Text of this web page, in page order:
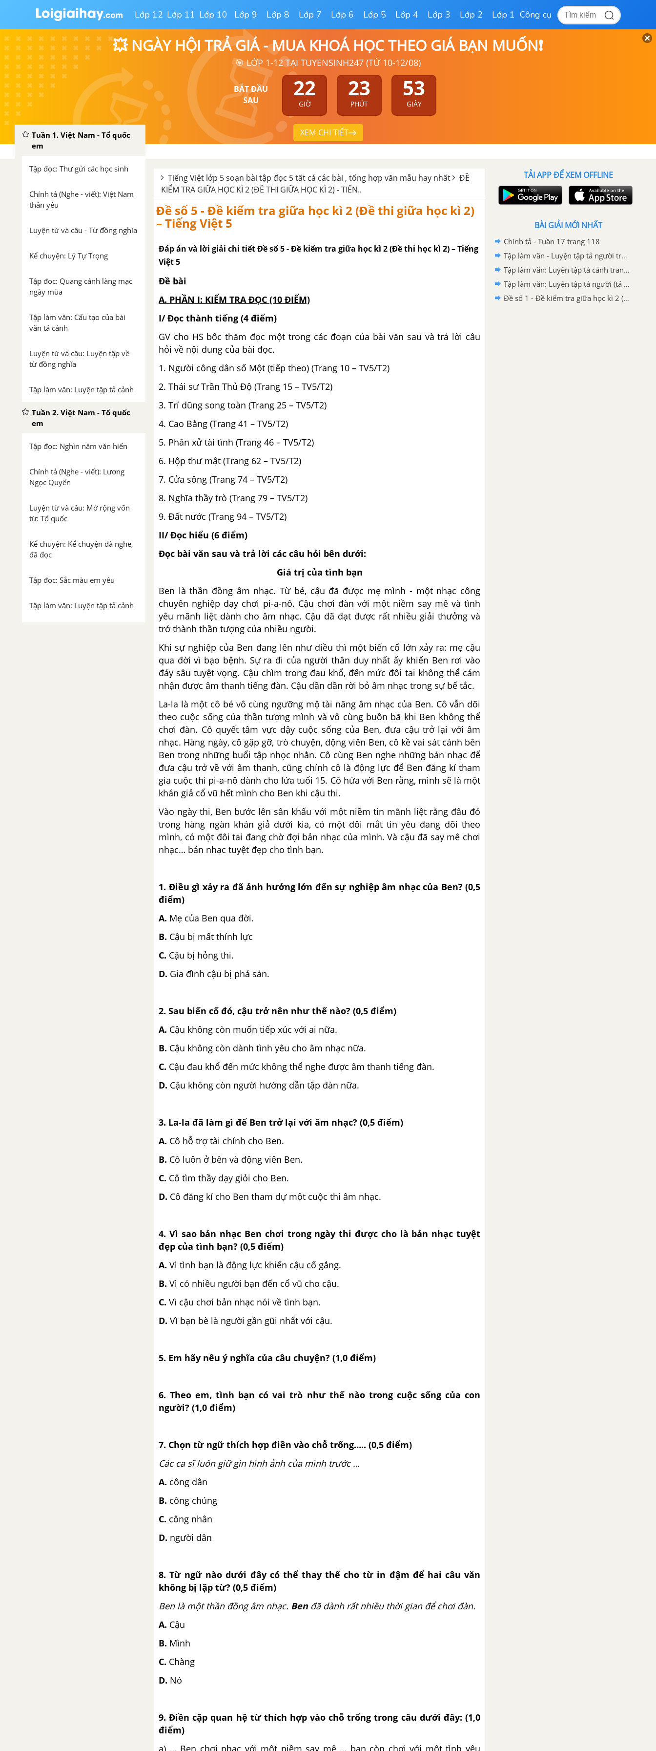
Lớp 12 Lớp 11 Lớp 10 Lớp 9 Lớp 8 Lớp 7 Lớp 6 Lớp 5 Lớp 4 Lớp 3 Lớp 2 Lớp 1 Công cụ
💥 NGÀY HỘI TRẢ GIÁ - MUA KHOÁ HỌC THEO GIÁ BẠN MUỐN❗
🎯 LỚP 1-12 TẠI TUYENSINH247 (TỪ 10-12/08)
BẮT ĐẦU
SAU
22
GIỜ
23
PHÚT
52
GIÂY
XEM CHI TIẾT
Tuần 1. Việt Nam - Tổ quốc
em
Tập đọc: Thư gửi các học sinh
Chính tả (Nghe - viết): Việt Nam
thân yêu
Luyện từ và câu - Từ đồng nghĩa
Kể chuyện: Lý Tự Trọng
Tập đọc: Quang cảnh làng mạc
ngày mùa
Tập làm văn: Cấu tạo của bài
văn tả cảnh
Luyện từ và câu: Luyện tập về
từ đồng nghĩa
Tập làm văn: Luyện tập tả cảnh
Tuần 2. Việt Nam - Tổ quốc
em
Tập đọc: Nghìn năm văn hiến
Chính tả (Nghe - viết): Lương
Ngọc Quyến
Luyện từ và câu: Mở rộng vốn
từ: Tổ quốc
Kể chuyện: Kể chuyện đã nghe,
đã đọc
Tập đọc: Sắc màu em yêu
Tập làm văn: Luyện tập tả cảnh
Tiếng Việt lớp 5 soạn bài tập đọc 5 tất cả các bài , tổng hợp văn mẫu hay nhất
ĐỀ
KIỂM TRA GIỮA HỌC KÌ 2 (ĐỀ THI GIỮA HỌC KÌ 2) - TIẾN..
Đề số 5 - Đề kiểm tra giữa học kì 2 (Đề thi giữa học kì 2)
– Tiếng Việt 5
Đáp án và lời giải chi tiết Đề số 5 - Đề kiểm tra giữa học kì 2 (Đề thi học kì 2) – Tiếng
Việt 5
Đề bài
A. PHẦN I: KIỂM TRA ĐỌC (10 ĐIỂM)
I/ Đọc thành tiếng (4 điểm)
GV cho HS bốc thăm đọc một trong các đoạn của bài văn sau và trả lời câu
hỏi về nội dung của bài đọc.
1. Người công dân số Một (tiếp theo) (Trang 10 – TV5/T2)
2. Thái sư Trần Thủ Độ (Trang 15 – TV5/T2)
3. Trí dũng song toàn (Trang 25 – TV5/T2)
4. Cao Bằng (Trang 41 – TV5/T2)
5. Phân xử tài tình (Trang 46 – TV5/T2)
6. Hộp thư mật (Trang 62 – TV5/T2)
7. Cửa sông (Trang 74 – TV5/T2)
8. Nghĩa thầy trò (Trang 79 – TV5/T2)
9. Đất nước (Trang 94 – TV5/T2)
II/ Đọc hiểu (6 điểm)
Đọc bài văn sau và trả lời các câu hỏi bên dưới:
Giá trị của tình bạn
Ben là thần đồng âm nhạc. Từ bé, cậu đã được mẹ mình - một nhạc công
chuyên nghiệp dạy chơi pi-a-nô. Cậu chơi đàn với một niềm say mê và tình
yêu mãnh liệt dành cho âm nhạc. Cậu đã đạt được rất nhiều giải thưởng và
trở thành thần tượng của nhiều người.
Khi sự nghiệp của Ben đang lên như diều thì một biến cố lớn xảy ra: mẹ cậu
qua đời vì bạo bệnh. Sự ra đi của người thân duy nhất ấy khiến Ben rơi vào
đáy sâu tuyệt vọng. Cậu chìm trong đau khổ, đến mức đôi tai không thể cảm
nhận được âm thanh tiếng đàn. Cậu dần dần rời bỏ âm nhạc trong sự bế tắc.
La-la là một cô bé vô cùng ngưỡng mộ tài năng âm nhạc của Ben. Cô vẫn dõi
theo cuộc sống của thần tượng mình và vô cùng buồn bã khi Ben không thể
chơi đàn. Cô quyết tâm vực dậy cuộc sống của Ben, đưa cậu trở lại với âm
nhạc. Hàng ngày, cô gặp gỡ, trò chuyện, động viên Ben, cô kề vai sát cánh bên
Ben trong những buổi tập nhọc nhằn. Cô cùng Ben nghe những bản nhạc để
đưa cậu trở về với âm thanh, cũng chính cô là động lực để Ben đăng kí tham
gia cuộc thi pi-a-nô dành cho lứa tuổi 15. Cô hứa với Ben rằng, mình sẽ là một
khán giả cổ vũ hết mình cho Ben khi cậu thi.
Vào ngày thi, Ben bước lên sân khấu với một niềm tin mãnh liệt rằng đâu đó
trong hàng ngàn khán giả dưới kia, có một đôi mắt tin yêu đang dõi theo
mình, có một đôi tai đang chờ đợi bản nhạc của mình. Và cậu đã say mê chơi
nhạc… bản nhạc tuyệt đẹp cho tình bạn.
1. Điều gì xảy ra đã ảnh hưởng lớn đến sự nghiệp âm nhạc của Ben? (0,5
điểm)
A. Mẹ của Ben qua đời.
B. Cậu bị mất thính lực
C. Cậu bị hỏng thi.
D. Gia đình cậu bị phá sản.
2. Sau biến cố đó, cậu trở nên như thế nào? (0,5 điểm)
A. Cậu không còn muốn tiếp xúc với ai nữa.
B. Cậu không còn dành tình yêu cho âm nhạc nữa.
C. Cậu đau khổ đến mức không thể nghe được âm thanh tiếng đàn.
D. Cậu không còn người hướng dẫn tập đàn nữa.
3. La-la đã làm gì để Ben trở lại với âm nhạc? (0,5 điểm)
A. Cô hỗ trợ tài chính cho Ben.
B. Cô luôn ở bên và động viên Ben.
C. Cô tìm thầy dạy giỏi cho Ben.
D. Cô đăng kí cho Ben tham dự một cuộc thi âm nhạc.
4. Vì sao bản nhạc Ben chơi trong ngày thi được cho là bản nhạc tuyệt
đẹp của tình bạn? (0,5 điểm)
A. Vì tình bạn là động lực khiến cậu cố gắng.
B. Vì có nhiều người bạn đến cổ vũ cho cậu.
C. Vì cậu chơi bản nhạc nói về tình bạn.
D. Vì bạn bè là người gần gũi nhất với cậu.
5. Em hãy nêu ý nghĩa của câu chuyện? (1,0 điểm)
6. Theo em, tình bạn có vai trò như thế nào trong cuộc sống của con
người? (1,0 điểm)
7. Chọn từ ngữ thích hợp điền vào chỗ trống….. (0,5 điểm)
Các ca sĩ luôn giữ gìn hình ảnh của mình trước …
A. công dân
B. công chúng
C. công nhân
D. người dân
8. Từ ngữ nào dưới đây có thể thay thế cho từ in đậm để hai câu văn
không bị lặp từ? (0,5 điểm)
Ben là một thần đồng âm nhạc. Benđã dành rất nhiều thời gian để chơi đàn.
A. Cậu
B. Mình
C. Chàng
D. Nó
9. Điền cặp quan hệ từ thích hợp vào chỗ trống trong câu dưới đây: (1,0
điểm)
a) … Ben chơi nhạc với một niềm say mê … bạn còn chơi với một tình yêu
TẢI APP ĐỂ XEM OFFLINE
BÀI GIẢI MỚI NHẤT
Chính tả - Tuần 17 trang 118
Tập làm văn - Luyện tập tả người trang 108, 109
Tập làm văn: Luyện tập tả cảnh trang 34 SGK Tiếng Việt 5 tập 1
Tập làm văn: Luyện tập tả người (tả hoạt động) trang 150 SGK Tiếng Việt 5 tập 1
Đề số 1 - Đề kiểm tra giữa học kì 2 (Đề thi giữa học kì 2) – Tiếng Việt 5